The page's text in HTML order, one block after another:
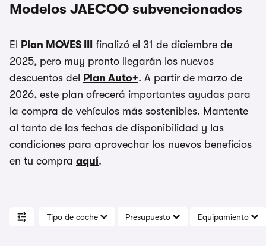
Modelos JAECOO subvencionados
El Plan MOVES III
finalizó el 31 de diciembre de
2025, pero muy pronto llegarán los nuevos
descuentos del
Plan Auto+. A partir de marzo de
2026, este plan ofrecerá importantes ayudas para
la compra de vehículos más sostenibles. Mantente
al tanto de las fechas de disponibilidad y las
condiciones para aprovechar los nuevos beneficios
en tu compra aquí.
Tipo de coche Presupuesto Equipamiento